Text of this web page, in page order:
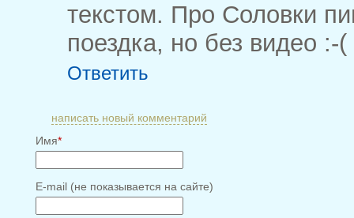
текстом. Про Соловки
поездка, но без видео :-(
Ответить
написать новый комментарий
Имя*
E-mail (не показывается на сайте)